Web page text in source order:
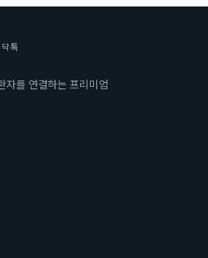
톡
자를 연결하는 프리미엄